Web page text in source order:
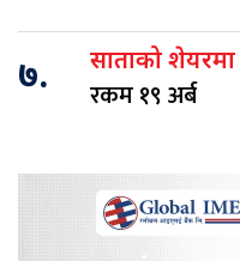
७. साताको शेयरमा
रकम १९ अर्ब